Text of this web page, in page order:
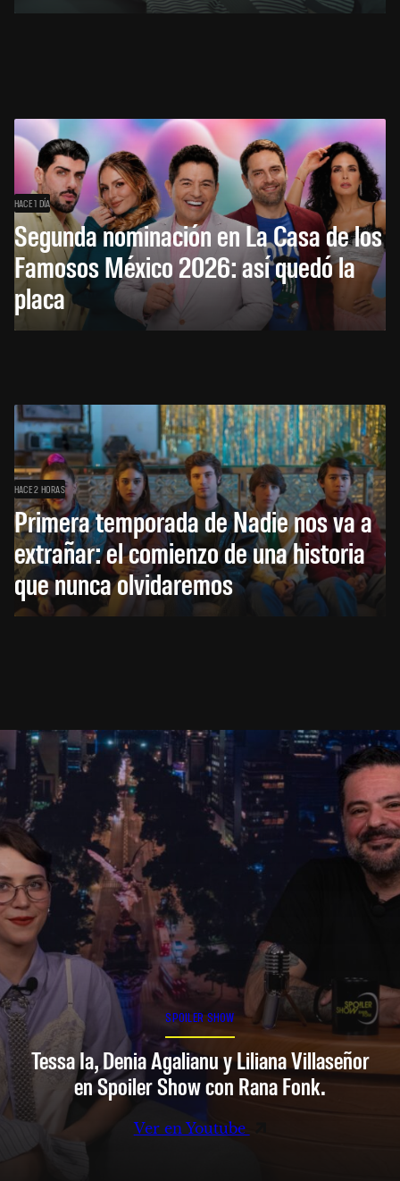
HACE 1 DÍA
Segunda nominación en La Casa de los
Famosos México 2026: así quedó la
placa
HACE 2 HORAS
Primera temporada de Nadie nos va a
extrañar: el comienzo de una historia
que nunca olvidaremos
SPOILER SHOW
Tessa Ia, Denia Agalianu y Liliana Villaseñor
en Spoiler Show con Rana Fonk.
Ver en Youtube